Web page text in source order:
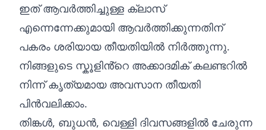
ഇത് ആവർത്തിച്ചുള്ള ക്ലാസ്
എന്നെന്നേക്കുമായി ആവർത്തിക്കുന്നതിന്
പകരം ശരിയായ തീയതിയിൽ നിർത്തുന്നു.
നിങ്ങളുടെ സ്കൂളിൻ്റെ അക്കാദമിക് കലണ്ടറിൽ
നിന്ന് കൃത്യമായ അവസാന തീയതി
പിൻവലിക്കാം.
തിങ്കൾ, ബുധൻ, വെള്ളി ദിവസങ്ങളിൽ ചേരുന്ന